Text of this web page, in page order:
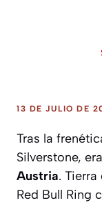
13 DE JULIO DE
Tras la
Silverstone,
Austria. Tierra
Red Bull Ring